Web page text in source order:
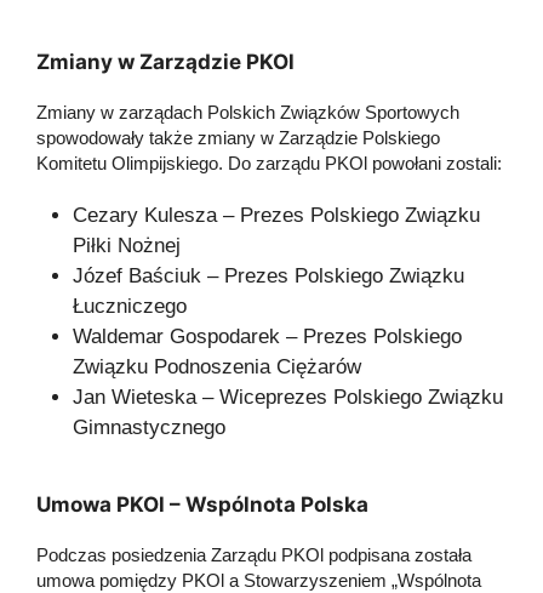
Zmiany w Zarządzie PKOl
Zmiany w zarządach Polskich Związków Sportowych
spowodowały także zmiany w Zarządzie Polskiego
Komitetu Olimpijskiego. Do zarządu PKOl powołani zostali:
Cezary Kulesza – Prezes Polskiego Związku
Piłki Nożnej
Józef Baściuk – Prezes Polskiego Związku
Łuczniczego
Waldemar Gospodarek – Prezes Polskiego
Związku Podnoszenia Ciężarów
Jan Wieteska – Wiceprezes Polskiego Związku
Gimnastycznego
Umowa PKOl – Wspólnota Polska
Podczas posiedzenia Zarządu PKOl podpisana została
umowa pomiędzy PKOl a Stowarzyszeniem „Wspólnota